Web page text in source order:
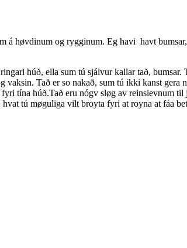
høvdinum og rygginum. Eg havi havt
húð, ella sum tú sjálvur kallar tað,
Tað er so nakað, sum tú ikki kanst gera
tína húð.Tað eru nógv sløg av reinsievnum
tú møguliga vilt broyta fyri at royna at fáa